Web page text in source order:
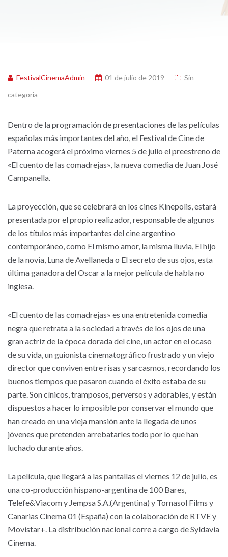
FestivalCinemaAdmin 01 de julio de 2019
Sin
categoría
Dentro de la programación de presentaciones de las películas
españolas más importantes del año, el Festival de Cine de
Paterna acogerá el próximo viernes 5 de julio el preestreno de
«El cuento de las comadrejas», la nueva comedia de Juan José
Campanella.
La proyección, que se celebrará en los cines Kinepolis, estará
presentada por el propio realizador, responsable de algunos
de los títulos más importantes del cine argentino
contemporáneo, como El mismo amor, la misma lluvia, El hijo
de la novia, Luna de Avellaneda o El secreto de sus ojos, esta
última ganadora del Oscar a la mejor película de habla no
inglesa.
«El cuento de las comadrejas» es una entretenida comedia
negra que retrata a la sociedad a través de los ojos de una
gran actriz de la época dorada del cine, un actor en el ocaso
de su vida, un guionista cinematográfico frustrado y un viejo
director que conviven entre risas y sarcasmos, recordando los
buenos tiempos que pasaron cuando el éxito estaba de su
parte. Son cínicos, tramposos, perversos y adorables, y están
dispuestos a hacer lo imposible por conservar el mundo que
han creado en una vieja mansión ante la llegada de unos
jóvenes que pretenden arrebatarles todo por lo que han
luchado durante años.
La película, que llegará a las pantallas el viernes 12 de julio, es
una co-producción hispano-argentina de 100 Bares,
Telefe&Viacom y Jempsa S.A.(Argentina) y Tornasol Films y
Canarias Cinema 01 (España) con la colaboración de RTVE y
Movistar+. La distribución nacional corre a cargo de Syldavia
Cinema.